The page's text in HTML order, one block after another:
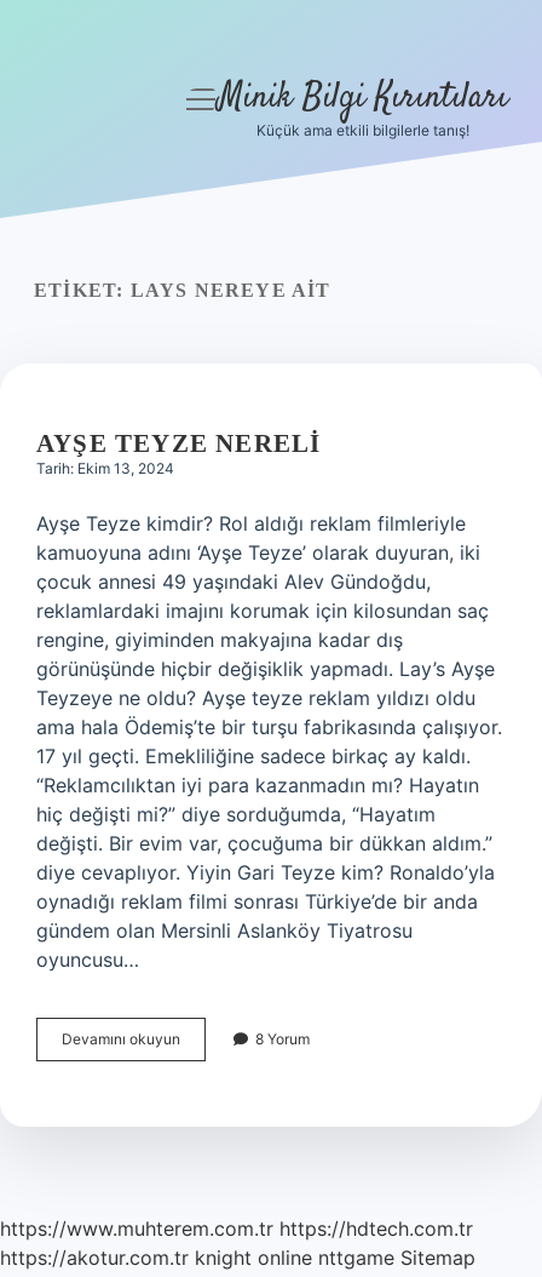
Yasal Uyarı
menüyü
Minik Bilgi Kırıntıları
Küçük ama etkili bilgilerle tanış!
ETIKET: LAYS NEREYE AIT
AYŞE TEYZE NERELI
Tarih: Ekim 13, 2024
Ayşe Teyze kimdir? Rol aldığı reklam filmleriyle
kamuoyuna adını ‘Ayşe Teyze’ olarak duyuran, iki
çocuk annesi 49 yaşındaki Alev Gündoğdu,
reklamlardaki imajını korumak için kilosundan saç
rengine, giyiminden makyajına kadar dış
görünüşünde hiçbir değişiklik yapmadı. Lay’s Ayşe
Teyzeye ne oldu? Ayşe teyze reklam yıldızı oldu
ama hala Ödemiş’te bir turşu fabrikasında çalışıyor.
17 yıl geçti. Emekliliğine sadece birkaç ay kaldı.
“Reklamcılıktan iyi para kazanmadın mı? Hayatın
hiç değişti mi?” diye sorduğumda, “Hayatım
değişti. Bir evim var, çocuğuma bir dükkan aldım.”
diye cevaplıyor. Yiyin Gari Teyze kim? Ronaldo’yla
oynadığı reklam filmi sonrası Türkiye’de bir anda
gündem olan Mersinli Aslanköy Tiyatrosu
oyuncusu…
Devamını okuyun
Teyze
8 Yorum
https://www.muhterem.com.tr https://hdtech.com.tr
https://akotur.com.tr knight online nttgame Sitemap